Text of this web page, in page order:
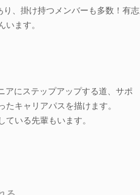
、掛け持つメンバーも多数！有志
ます。
アにステップアップする道、サポ
キャリアパスを描けます。
いる先輩もいます。